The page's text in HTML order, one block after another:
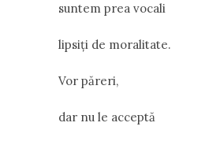
suntem prea vocali
lipsiți de moralitate.
Vor păreri,
dar nu le acceptă